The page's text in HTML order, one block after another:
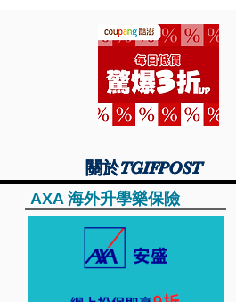
關於TGIFPOST
關於TGIFPOST
AXA 海外升學樂保險